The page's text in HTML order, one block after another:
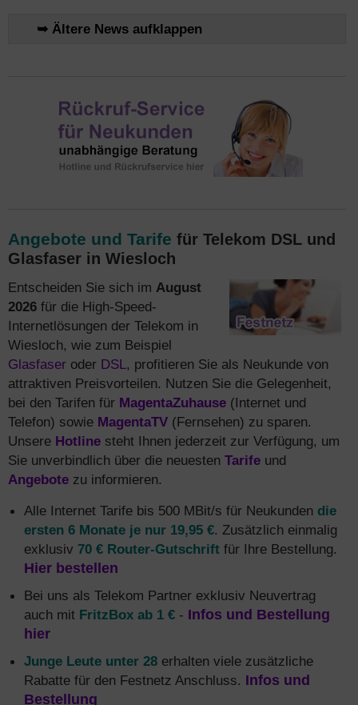
➥ Ältere News aufklappen
Angebote und Tarife für Telekom DSL und
Glasfaser in Wiesloch
Entscheiden Sie sich im August
2026 für die High-Speed-
Internetlösungen der Telekom in
Wiesloch, wie zum Beispiel
Glasfaser oder DSL, profitieren Sie als Neukunde von
attraktiven Preisvorteilen. Nutzen Sie die Gelegenheit,
bei den Tarifen für MagentaZuhause (Internet und
Telefon) sowie MagentaTV (Fernsehen) zu sparen.
Unsere Hotline steht Ihnen jederzeit zur Verfügung, um
Sie unverbindlich über die neuesten Tarife und
Angebote zu informieren.
Alle Internet Tarife bis 500 MBit/s für Neukunden die
ersten 6 Monate je nur 19,95 €. Zusätzlich einmalig
exklusiv 70 € Router-Gutschrift für Ihre Bestellung.
Hier bestellen
Bei uns als Telekom Partner exklusiv Neuvertrag
auch mit FritzBox ab 1 € - Infos und Bestellung
hier
Junge Leute unter 28 erhalten viele zusätzliche
Rabatte für den Festnetz Anschluss. Infos und
Bestellung